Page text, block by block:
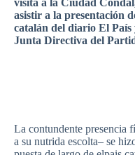
visita a la Ciudad Condal
asistir a la presentación
catalán del diario El País
Junta Directiva del
La contundente presencia
a su nutrida escolta– se